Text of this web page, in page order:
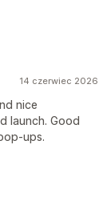
14 czerwiec 2026
nice
launch. Good
ups.